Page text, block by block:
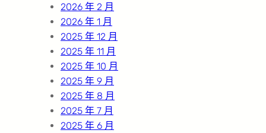
2026 年 2 月
2026 年 1 月
2025 年 12 月
2025 年 11 月
2025 年 10 月
2025 年 9 月
2025 年 8 月
2025 年 7 月
2025 年 6 月